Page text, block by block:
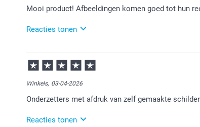
Mooi product! Afbeeldingen komen goed tot hun
Reacties tonen
15-04-2026
11:33
Bedankt voor je review. Fijn dat je blij bent
Winkels, 03-04-2026
Onderzetters met afdruk van zelf gemaakte
Reacties tonen